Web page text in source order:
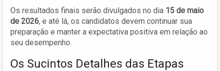
Os resultados finais serão divulgados no dia 15 de maio
de 2026, e até lá, os candidatos devem continuar sua
preparação e manter a expectativa positiva em relação ao
seu desempenho.
Os Sucintos Detalhes das Etapas